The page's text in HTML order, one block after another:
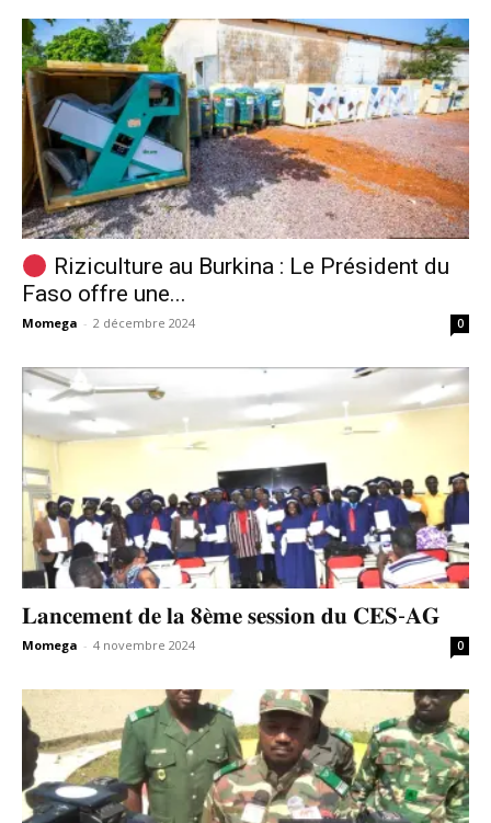
Riziculture au Burkina : Le Président du
Faso offre une...
Momega - 2 décembre 2024 0
𝐋𝐚𝐧𝐜𝐞𝐦𝐞𝐧𝐭 𝐝𝐞 𝐥𝐚 𝟖𝐞̀𝐦𝐞 𝐬𝐞𝐬𝐬𝐢𝐨𝐧 𝐝𝐮 𝐂𝐄𝐒-𝐀𝐆
Momega - 4 novembre 2024 0